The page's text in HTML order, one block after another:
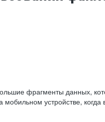
фрагменты данных,
устройстве,